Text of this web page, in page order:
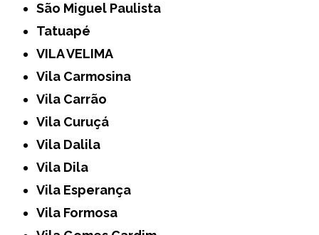
São Miguel Paulista
Tatuapé
VILA VELIMA
Vila Carmosina
Vila Carrão
Vila Curuçá
Vila Dalila
Vila Dila
Vila Esperança
Vila Formosa